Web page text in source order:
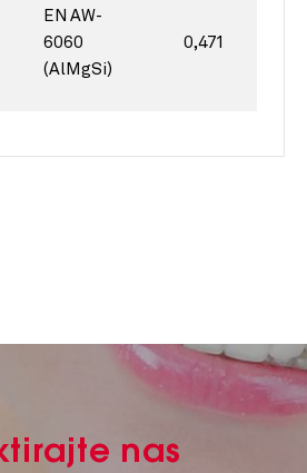
EN AW-
6060
(AlMgSi)
0,471
nas